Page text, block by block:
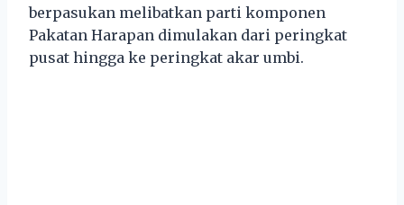
berpasukan melibatkan parti komponen
Pakatan Harapan dimulakan dari peringkat
pusat hingga ke peringkat akar umbi.